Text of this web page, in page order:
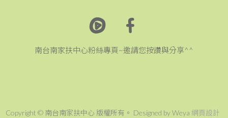
南台南家扶中心粉絲專頁~邀請您按讚與分享^^
Copyright © 南台南家扶中心 版權所有。 Designed by Weya 網頁設計